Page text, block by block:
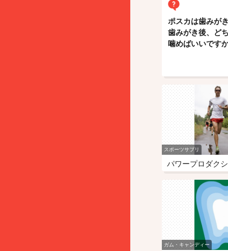
ポスカは歯みが
歯みがき後、ど
噛めばいいです
スポーツサプリ
パワープロダク
ガム・キャンディー